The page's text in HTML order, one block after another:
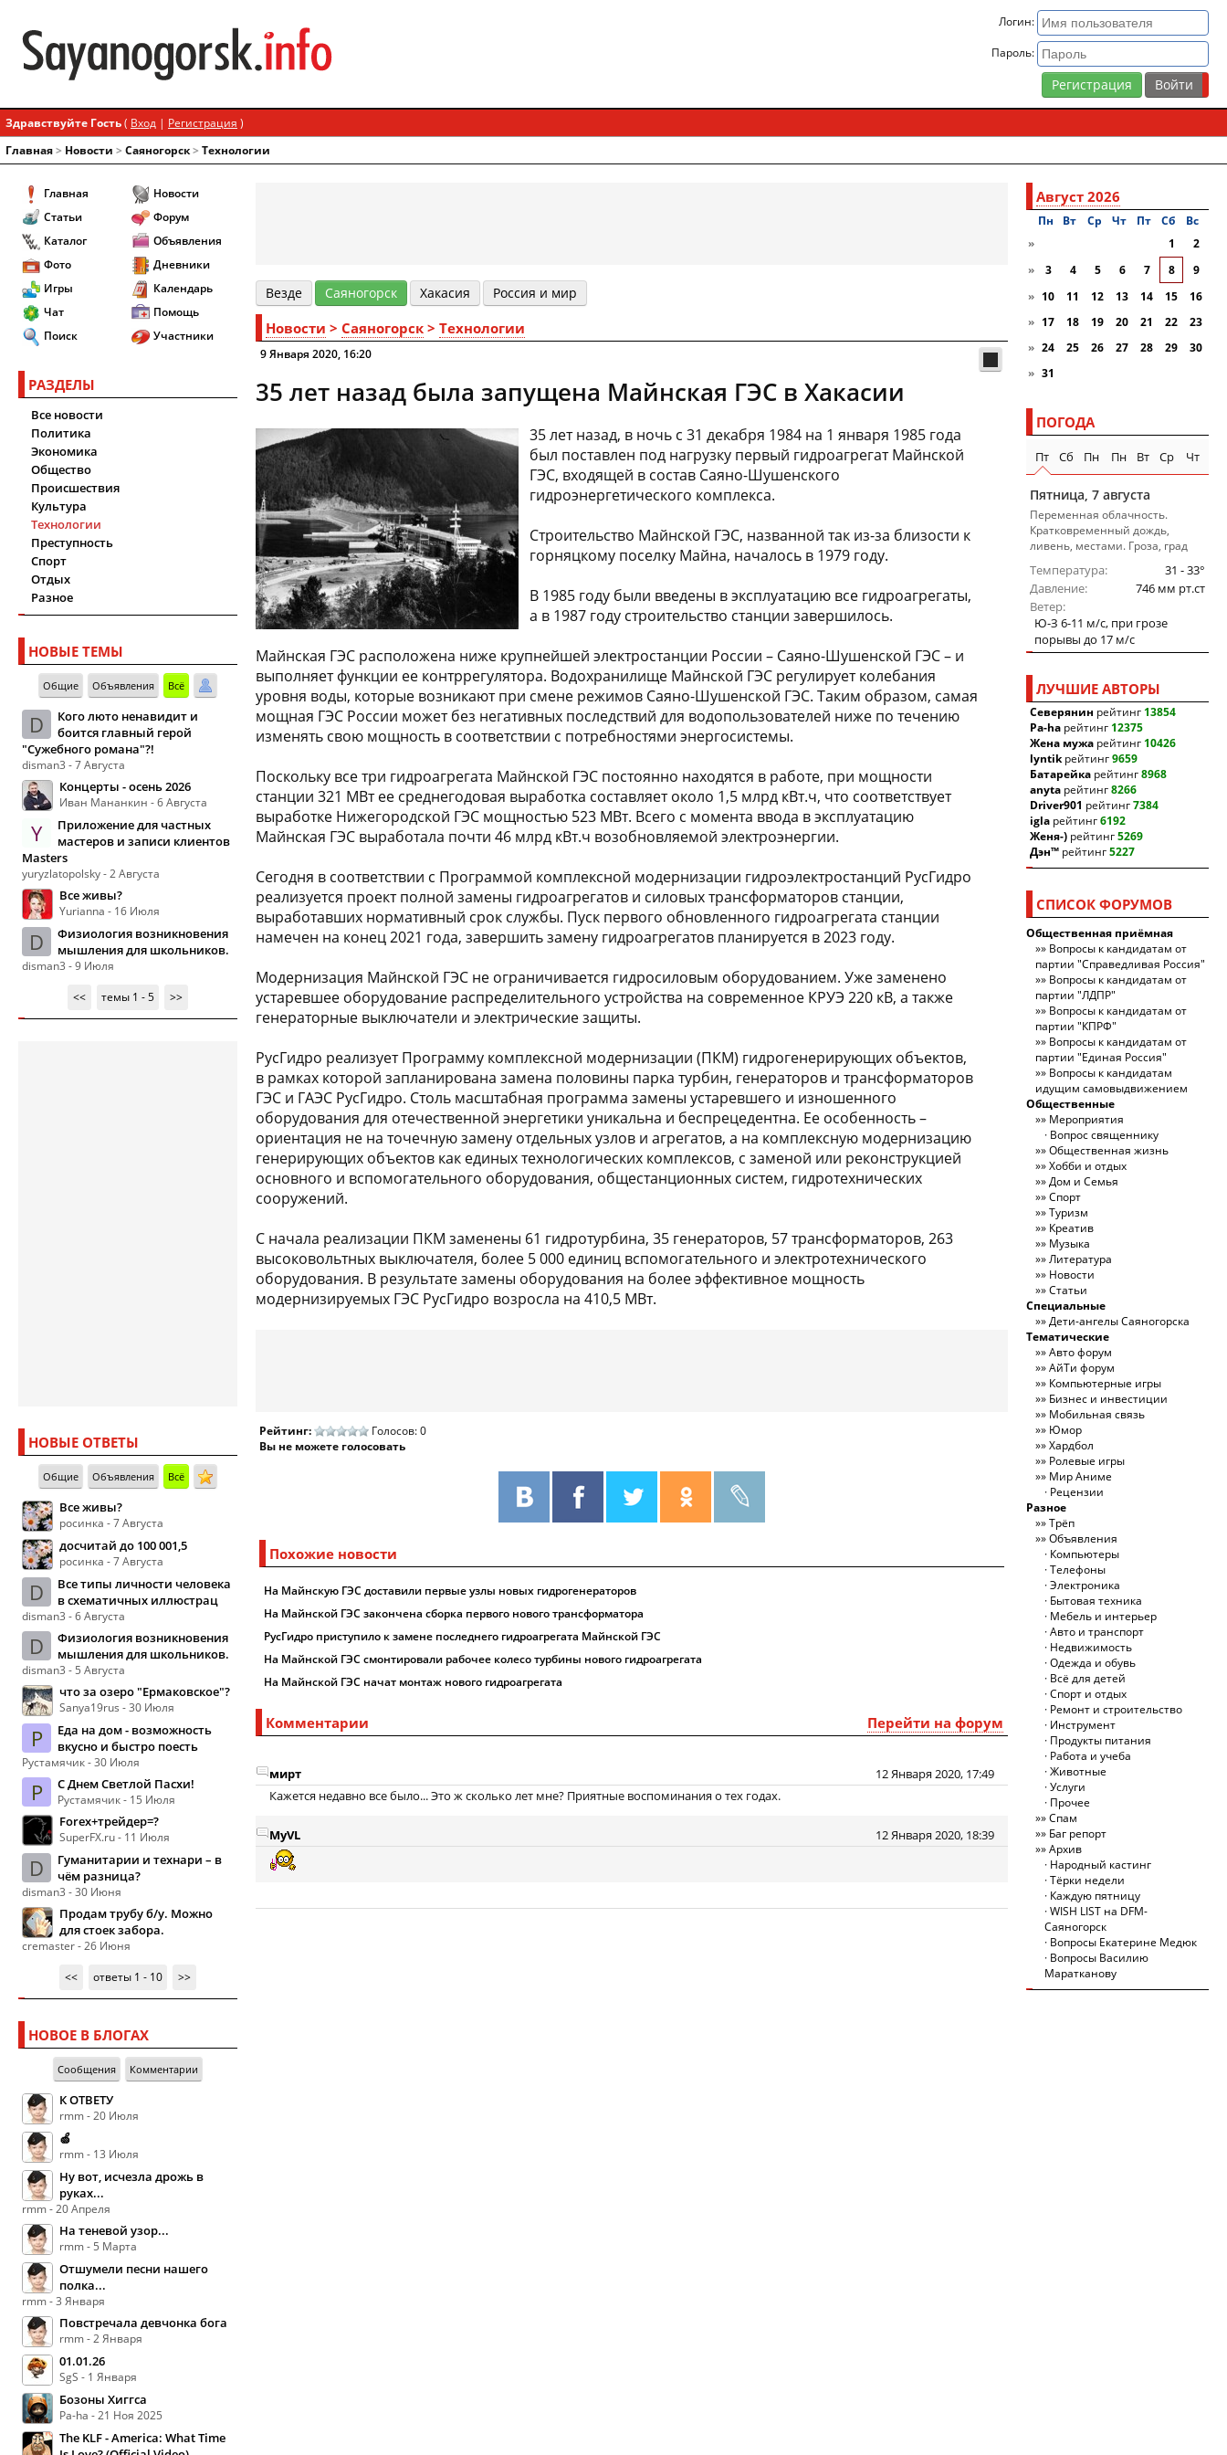
Логин:
Пароль:
Регистрация
Здравствуйте Гость( Вход | Регистрация )
Главная> Новости > Cаяногорск> Технологии
Главная
Статьи
Каталог
Фото
Игры
Чат
Поиск
Новости
Форум
Объявления
Дневники
Календарь
Помощь
Участники
РАЗДЕЛЫ
Все новости
Политика
Экономика
Общество
Происшествия
Культура
Технологии
Преступность
Спорт
Отдых
Разное
НОВЫЕ ТЕМЫ
Общие Объявления Всё
D
Кого люто ненавидит и
боится главный герой
"Сужебного романа"?!
disman3 - 7 Августа
Концерты - осень 2026
Иван Мананкин - 6 Августа
Y
Приложение для частных
мастеров и записи клиентов
Masters
yuryzlatopolsky - 2 Августа
Все живы?
Yurianna - 16 Июля
D
Физиология возникновения
мышления для школьников.
disman3 - 9 Июля
<<
темы 1 - 5 >>
НОВЫЕ ОТВЕТЫ
Общие Объявления Всё
Все живы?
росинка - 7 Августа
досчитай до 100 001,5
росинка - 7 Августа
D
Все типы личности человека
в схематичных иллюстрац
disman3 - 6 Августа
D
Физиология возникновения
мышления для школьников.
disman3 - 5 Августа
что за озеро "Ермаковское"?
Sanya19rus - 30 Июля
Р
Еда на дом - возможность
вкусно и быстро поесть
Рустамячик - 30 Июля
Р С Днем Светлой Пасхи!
Рустамячик - 15 Июля
Forex+трейдер=?
SuperFX.ru - 11 Июля
D
Гуманитарии и технари – в
чём разница?
disman3 - 30 Июня
Продам трубу б/у. Можно
для стоек забора.
cremaster - 26 Июня
<<
ответы 1 - 10 >>
НОВОЕ В БЛОГАХ
Сообщения Комментарии
К ОТВЕТУ
rmm - 20 Июля
🍏
rmm - 13 Июля
Ну вот, исчезла дрожь в
руках...
rmm - 20 Апреля
На теневой узор...
rmm - 5 Марта
Отшумели песни нашего
полка...
rmm - 3 Января
Повстречала девчонка бога
rmm - 2 Января
01.01.26
SgS - 1 Января
Бозоны Хиггса
Pa-ha - 21 Ноя 2025
The KLF - America: What Time
Везде Cаяногорск Хакасия Россия и мир
Новости > Cаяногорск > Технологии
9 Января 2020, 16:20
35 лет назад была запущена Майнская ГЭС в Хакасии
35 лет назад, в ночь с 31 декабря 1984 на 1 января 1985 года
был поставлен под нагрузку первый гидроагрегат Майнской
ГЭС, входящей в состав Саяно-Шушенского
гидроэнергетического комплекса.
Строительство Майнской ГЭС, названной так из-за близости к
горняцкому поселку Майна, началось в 1979 году.
В 1985 году были введены в эксплуатацию все гидроагрегаты,
а в 1987 году строительство станции завершилось.
Майнская ГЭС расположена ниже крупнейшей электростанции России – Саяно-Шушенской ГЭС – и
выполняет функции ее контррегулятора. Водохранилище Майнской ГЭС регулирует колебания
уровня воды, которые возникают при смене режимов Саяно-Шушенской ГЭС. Таким образом, самая
мощная ГЭС России может без негативных последствий для водопользователей ниже по течению
изменять свою мощность в соответствии с потребностями энергосистемы.
Поскольку все три гидроагрегата Майнской ГЭС постоянно находятся в работе, при мощности
станции 321 МВт ее среднегодовая выработка составляет около 1,5 млрд кВт.ч, что соответствует
выработке Нижегородской ГЭС мощностью 523 МВт. Всего с момента ввода в эксплуатацию
Майнская ГЭС выработала почти 46 млрд кВт.ч возобновляемой электроэнергии.
Сегодня в соответствии с Программой комплексной модернизации гидроэлектростанций РусГидро
реализуется проект полной замены гидроагрегатов и силовых трансформаторов станции,
выработавших нормативный срок службы. Пуск первого обновленного гидроагрегата станции
намечен на конец 2021 года, завершить замену гидроагрегатов планируется в 2023 году.
Модернизация Майнской ГЭС не ограничивается гидросиловым оборудованием. Уже заменено
устаревшее оборудование распределительного устройства на современное КРУЭ 220 кВ, а также
генераторные выключатели и электрические защиты.
РусГидро реализует Программу комплексной модернизации (ПКМ) гидрогенерирующих объектов,
в рамках которой запланирована замена половины парка турбин, генераторов и трансформаторов
ГЭС и ГАЭС РусГидро. Столь масштабная программа замены устаревшего и изношенного
оборудования для отечественной энергетики уникальна и беспрецедентна. Ее особенность –
ориентация не на точечную замену отдельных узлов и агрегатов, а на комплексную модернизацию
генерирующих объектов как единых технологических комплексов, с заменой или реконструкцией
основного и вспомогательного оборудования, общестанционных систем, гидротехнических
сооружений.
С начала реализации ПКМ заменены 61 гидротурбина, 35 генераторов, 57 трансформаторов, 263
высоковольтных выключателя, более 5 000 единиц вспомогательного и электротехнического
оборудования. В результате замены оборудования на более эффективное мощность
модернизируемых ГЭС РусГидро возросла на 410,5 МВт.
Рейтинг:
Голосов: 0
Вы не можете голосовать
Похожие новости
На Майнскую ГЭС доставили первые узлы новых гидрогенераторов
На Майнской ГЭС закончена сборка первого нового трансформатора
РусГидро приступило к замене последнего гидроагрегата Майнской ГЭС
На Майнской ГЭС смонтировали рабочее колесо турбины нового гидроагрегата
На Майнской ГЭС начат монтаж нового гидроагрегата
Перейти на форум
Комментарии
12 Января 2020, 17:49
мирт
Кажется недавно все было... Это ж сколько лет мне? Приятные воспоминания о тех годах.
12 Января 2020, 18:39
MyVL
Август 2026
Пн Вт Ср Чт Пт Сб
Вc
»
1
2
»
3 4 5 6 7 8
9
» 10 11 12 13 14 15
16
» 17 18 19 20 21 22
23
» 24 25 26 27 28 29
30
» 31
ПОГОДА
Пт Сб Пн Пн Вт Ср Чт
Пятница, 7 августа
Переменная облачность.
Кратковременный дождь,
ливень, местами. Гроза, град
Температура
31 - 33°
Давление
746 мм рт.ст
Ветер
Ю-З 6-11 м/c, при грозе
порывы до 17 м/c
ЛУЧШИЕ АВТОРЫ
Северянин рейтинг 13854
Pa-ha рейтинг 12375
Жена мужа рейтинг 10426
lyntikрейтинг9659
Батарейка рейтинг8968
anyta рейтинг8266
Driver901 рейтинг7384
igla рейтинг6192
Женя-) рейтинг5269
Дэн™ рейтинг5227
СПИСОК ФОРУМОВ
Общественная приёмная
Вопросы к кандидатам от
партии "Справедливая Россия"
Вопросы к кандидатам от
партии "ЛДПР"
Вопросы к кандидатам от
партии "КПРФ"
Вопросы к кандидатам от
партии "Единая Россия"
Вопросы к кандидатам
идущим самовыдвижением
Общественные
Мероприятия
Вопрос священнику
Общественная жизнь
Хобби и отдых
Дом и Семья
Спорт
Туризм
Креатив
Музыка
Литература
Новости
Статьи
Специальные
Дети-ангелы Саяногорска
Тематические
Авто форум
АйТи форум
Компьютерные игры
Бизнес и инвестиции
Мобильная связь
Юмор
Хардбол
Ролевые игры
Мир Аниме
Рецензии
Разное
Трёп
Объявления
Компьютеры
Телефоны
Электроника
Бытовая техника
Мебель и интерьер
Авто и транспорт
Недвижимость
Одежда и обувь
Всё для детей
Спорт и отдых
Ремонт и строительство
Инструмент
Продукты питания
Работа и учеба
Животные
Услуги
Прочее
Спам
Баг репорт
Архив
Народный кастинг
Тёрки недели
Каждую пятницу
WISH LIST на DFM-
Саяногорск
Вопросы Екатерине Медюк
Вопросы Василию
Маратканову